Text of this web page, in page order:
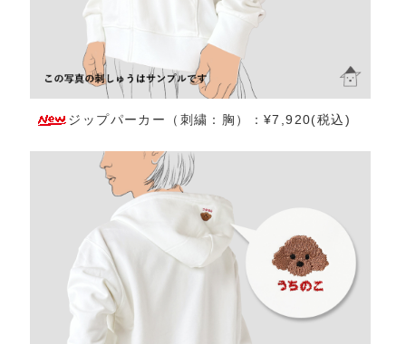
ジップパーカー（刺繍：胸）：¥7,920(税込)